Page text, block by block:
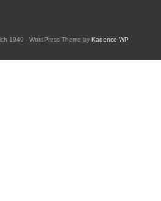
1949 - WordPress Theme by Kadence WP